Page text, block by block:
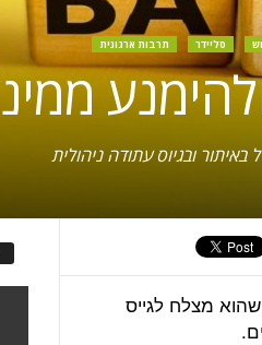
סליידר תרבות ארגונית
ובגיוס עתודה ניהולית
מצלח לגייס